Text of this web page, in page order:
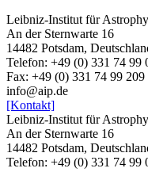
Leibniz-Institut für
An der Sternwarte 16
14482 Potsdam,
Telefon: +49 (0) 331 74 99
Fax: +49 (0) 331 74 99 209
info@aip.de
[Kontakt]
Leibniz-Institut für
An der Sternwarte 16
14482 Potsdam,
Telefon: +49 (0) 331 74 99